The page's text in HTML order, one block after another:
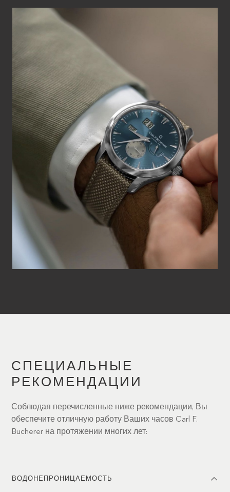
СПЕЦИАЛЬНЫЕ
РЕКОМЕНДАЦИИ
Соблюдая перечисленные ниже рекомендации, Вы
обеспечите отличную работу Ваших часов Carl F.
Bucherer на протяжении многих лет:
ВОДОНЕПРОНИЦАЕМОСТЬ